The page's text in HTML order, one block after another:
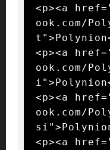
<p><a
ook.com/
<p><a
ook.com/
<p><a
ook.com/
<p><a